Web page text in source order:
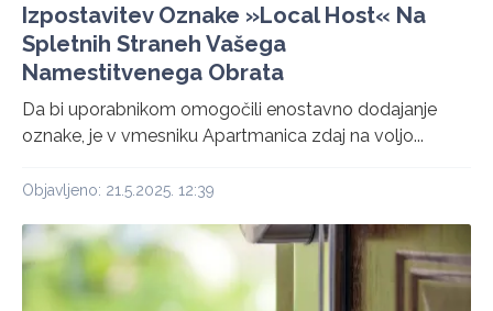
Izpostavitev Oznake »Local Host« Na
Spletnih Straneh Vašega
Namestitvenega Obrata
Da bi uporabnikom omogočili enostavno dodajanje
oznake, je v vmesniku Apartmanica zdaj na voljo...
Objavljeno: 21.5.2025. 12:39